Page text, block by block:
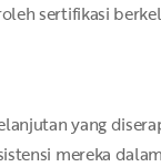
sertifikasi
yang
mereka